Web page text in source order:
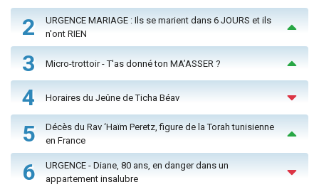
2
URGENCE MARIAGE : Ils se marient dans 6 JOURS et ils
n'ont RIEN
3 Micro-trottoir - T'as donné ton MA’ASSER ?
4 Horaires du Jeûne de Ticha Béav
5
Décès du Rav ‘Haïm Peretz, figure de la Torah tunisienne
en France
6
URGENCE - Diane, 80 ans, en danger dans un
appartement insalubre